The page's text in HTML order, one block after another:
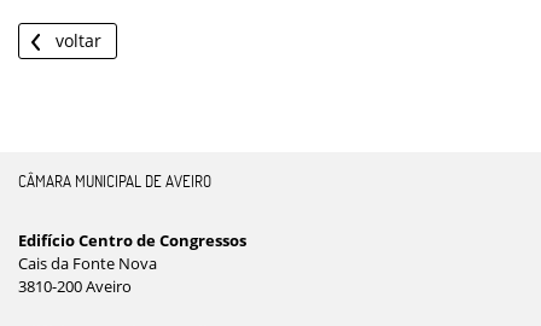
voltar
CÂMARA MUNICIPAL DE AVEIRO
Edifício Centro de Congressos
Cais da Fonte Nova
3810-200 Aveiro